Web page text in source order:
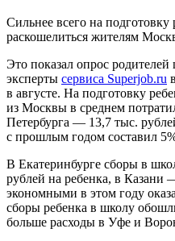
Сильнее всего на
раскошелиться жителям
Это показал опрос
эксперты сервиса Superjob.ru
в августе. На подготовку
из Москвы в среднем
Петербурга — 13,7 тыс.
с прошлым годом составил
В Екатеринбурге сборы в
рублей на ребенка, в Казани
экономными в этом году
сборы ребенка в школу
больше расходы в Уфе и